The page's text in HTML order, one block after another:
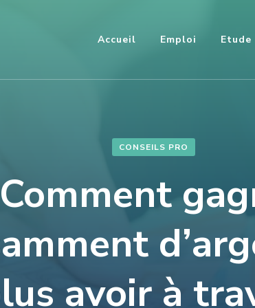
Accueil Emploi Etude
CONSEILS PRO
Comment
avoir à